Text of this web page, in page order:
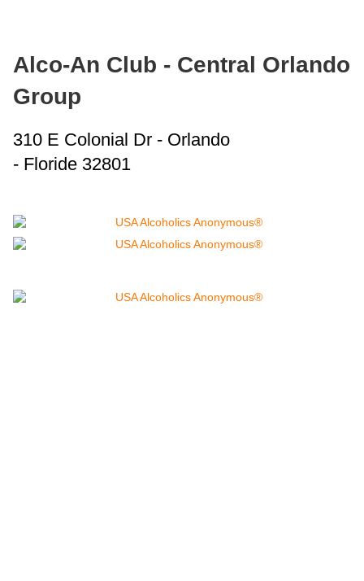
Alco-An Club - Central Orlando
Group
310 E Colonial Dr - Orlando
- Floride 32801